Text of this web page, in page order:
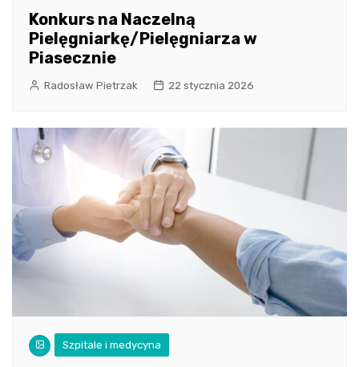
Konkurs na Naczelną
Pielęgniarkę/Pielęgniarza w
Piasecznie
Radosław Pietrzak 22 stycznia 2026
Szpitale i medycyna